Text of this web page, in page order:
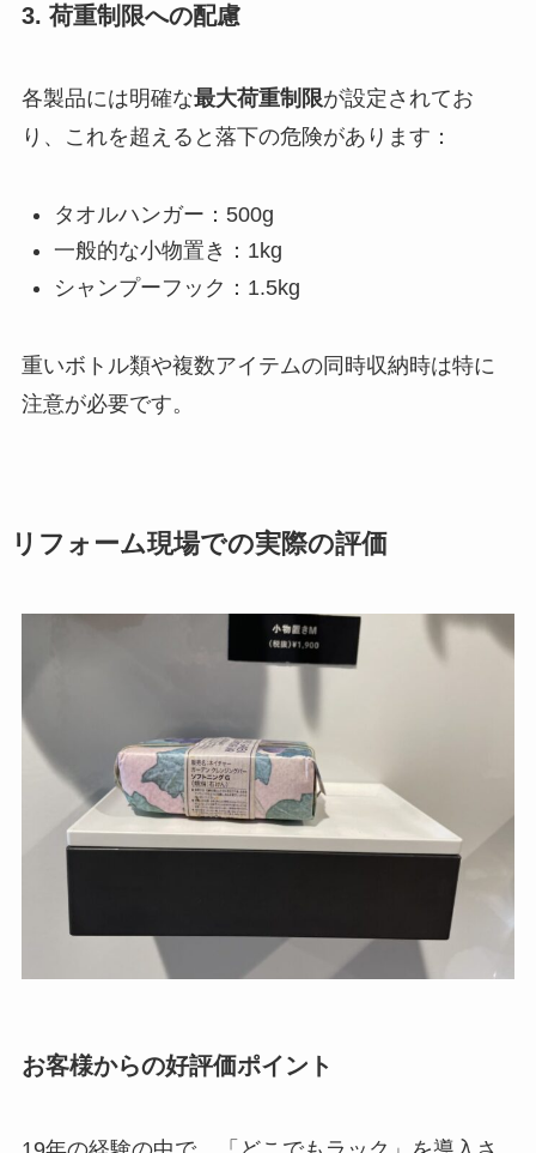
3. 荷重制限への配慮
各製品には明確な最大荷重制限が設定されてお
り、これを超えると落下の危険があります：
タオルハンガー：500g
一般的な小物置き：1kg
シャンプーフック：1.5kg
重いボトル類や複数アイテムの同時収納時は特に
注意が必要です。
リフォーム現場での実際の評価
お客様からの好評価ポイント